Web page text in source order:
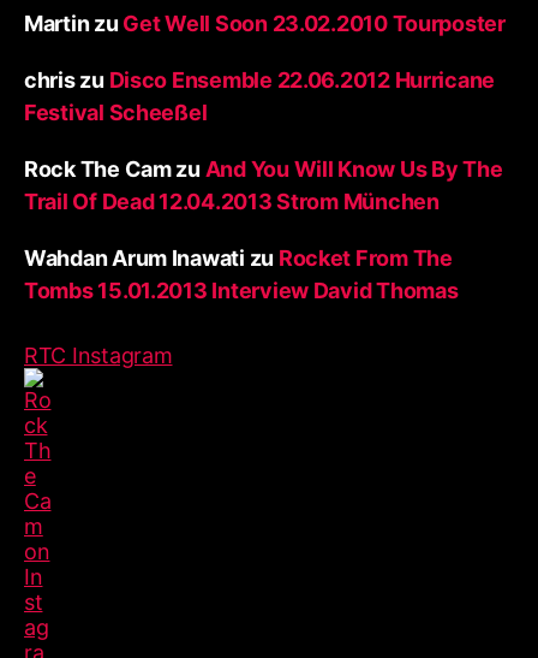
Martinzu Get Well Soon 23.02.2010 Tourposter
chriszu Disco Ensemble 22.06.2012 Hurricane
Festival Scheeßel
Rock The Camzu And You Will Know Us By The
Trail Of Dead 12.04.2013 Strom München
Wahdan Arum Inawati zu Rocket From The
Tombs 15.01.2013 Interview David Thomas
RTC Instagram